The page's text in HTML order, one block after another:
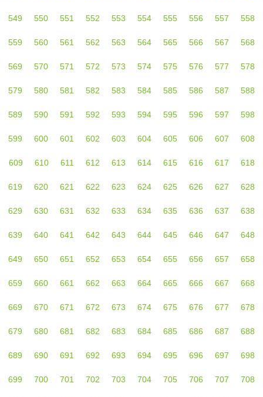
549 550 551 552 553 554 555 556 557 558
559 560 561 562 563 564 565 566 567 568
569 570 571 572 573 574 575 576 577 578
579 580 581 582 583 584 585 586 587 588
589 590 591 592 593 594 595 596 597 598
599 600 601 602 603 604 605 606 607 608
609 610 611 612 613 614 615 616 617 618
619 620 621 622 623 624 625 626 627 628
629 630 631 632 633 634 635 636 637 638
639 640 641 642 643 644 645 646 647 648
649 650 651 652 653 654 655 656 657 658
659 660 661 662 663 664 665 666 667 668
669 670 671 672 673 674 675 676 677 678
679 680 681 682 683 684 685 686 687 688
689 690 691 692 693 694 695 696 697 698
699 700 701 702 703 704 705 706 707 708